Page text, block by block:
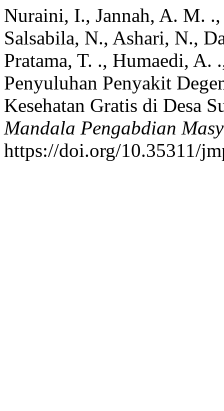
Nuraini, I., Jannah, A. M.
Salsabila, N., Ashari, N.,
Pratama, T. ., Humaedi,
Penyuluhan Penyakit
Kesehatan Gratis di Desa
Mandala Pengabdian
https://doi.org/10.35311/